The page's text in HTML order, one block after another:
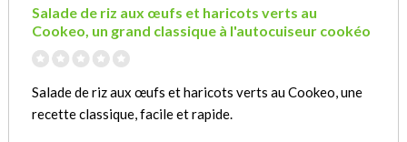
Salade de riz aux œufs et haricots verts au
Cookeo, un grand classique à l'autocuiseur cookéo
Salade de riz aux œufs et haricots verts au Cookeo, une
recette classique, facile et rapide.